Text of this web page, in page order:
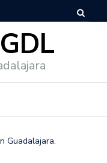
Guadalajara.